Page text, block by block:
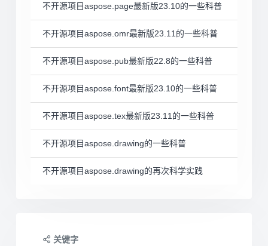
不开源项目aspose.page最新版23.10的一些科普
不开源项目aspose.omr最新版23.11的一些科普
不开源项目aspose.pub最新版22.8的一些科普
不开源项目aspose.font最新版23.10的一些科普
不开源项目aspose.tex最新版23.11的一些科普
不开源项目aspose.drawing的一些科普
不开源项目aspose.drawing的再次科学实践
关键字